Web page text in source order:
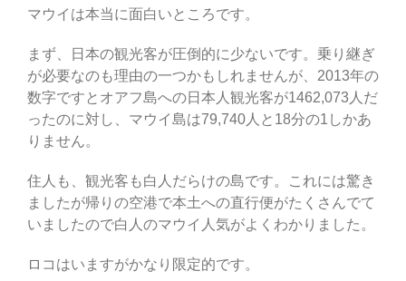
マウイは本当に面白いところです。
まず、日本の観光客が圧倒的に少ないです。乗り継ぎ
が必要なのも理由の一つかもしれませんが、2013年の
数字ですとオアフ島への日本人観光客が1462,073人だ
ったのに対し、マウイ島は79,740人と18分の1しかあ
りません。
住人も、観光客も白人だらけの島です。これには驚き
ましたが帰りの空港で本土への直行便がたくさんでて
いましたので白人のマウイ人気がよくわかりました。
ロコはいますがかなり限定的です。